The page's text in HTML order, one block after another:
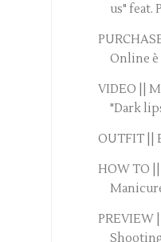
us" feat.
Online è
VIDEO ||
"Dark
OUTFIT ||
HOW TO
PREVIEW